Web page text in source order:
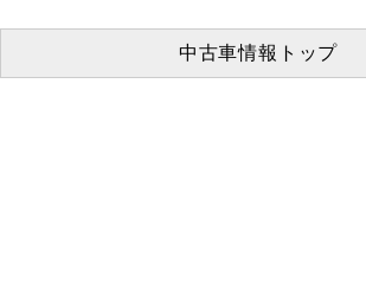
中古車情報トップ